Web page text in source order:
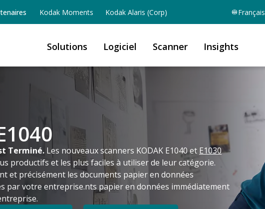
Kodak Moments Kodak Alaris (Corp) Français
Solutions Logiciel Scanner Insights
Terminé. Les nouveaux scanners KODAK E1040 et E1030
productifs et les plus faciles à utiliser de leur catégorie.
et précisément les documents papier en données
par votre entreprise.nts papier en données immédiatement